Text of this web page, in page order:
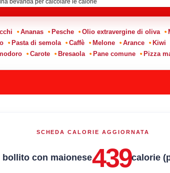
Ananas Pesche Olio extravergine di oliva
Pasta di semola Caffè Melone Arance Kiwi
Carote Bresaola Pane comune Pizza
SCHEDA CALORIE AGGIORNATA
bollito con maionese439calorie